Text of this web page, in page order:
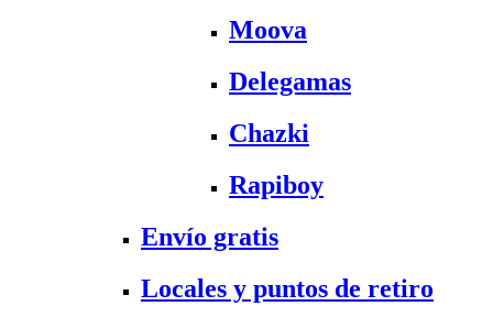
Moova
Delegamas
Chazki
Rapiboy
Envío gratis
Locales y puntos de retiro